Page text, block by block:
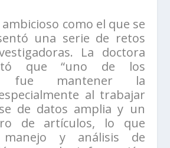
como el que se
una serie de retos
La doctora
que “uno de los
fue mantener la
al trabajar
de datos amplia y un
de artículos, lo que
y análisis de